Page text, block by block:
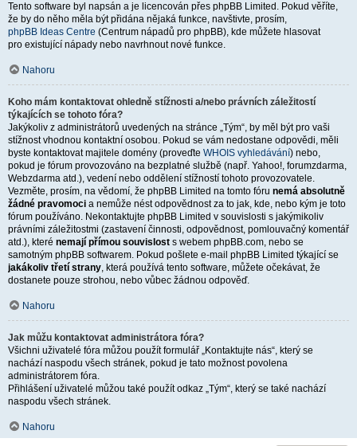
Tento software byl napsán a je licencován přes phpBB Limited. Pokud věříte,
že by do něho měla být přidána nějaká funkce, navštivte, prosím,
phpBB Ideas Centre (Centrum nápadů pro phpBB), kde můžete hlasovat
pro existující nápady nebo navrhnout nové funkce.
Nahoru
Koho mám kontaktovat ohledně stížnosti a/nebo právních záležitostí
týkajících se tohoto fóra?
Jakýkoliv z administrátorů uvedených na stránce „Tým“, by měl být pro vaši
stížnost vhodnou kontaktní osobou. Pokud se vám nedostane odpovědi, měli
byste kontaktovat majitele domény (proveďte WHOIS vyhledávání) nebo,
pokud je fórum provozováno na bezplatné službě (např. Yahoo!, forumzdarma,
Webzdarma atd.), vedení nebo oddělení stížností tohoto provozovatele.
Vezměte, prosím, na vědomí, že phpBB Limited na tomto fóru nemá absolutně
žádné pravomoci a nemůže nést odpovědnost za to jak, kde, nebo kým je toto
fórum používáno. Nekontaktujte phpBB Limited v souvislosti s jakýmikoliv
právními záležitostmi (zastavení činnosti, odpovědnost, pomlouvačný komentář
atd.), které nemají přímou souvislost s webem phpBB.com, nebo se
samotným phpBB softwarem. Pokud pošlete e-mail phpBB Limited týkající se
jakákoliv třetí strany, která používá tento software, můžete očekávat, že
dostanete pouze strohou, nebo vůbec žádnou odpověď.
Nahoru
Jak můžu kontaktovat administrátora fóra?
Všichni uživatelé fóra můžou použít formulář „Kontaktujte nás“, který se
nachází naspodu všech stránek, pokud je tato možnost povolena
administrátorem fóra.
Přihlášení uživatelé můžou také použít odkaz „Tým“, který se také nachází
naspodu všech stránek.
Nahoru